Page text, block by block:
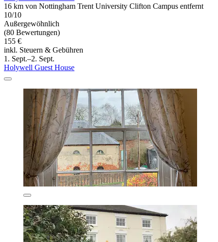
16 km von Nottingham Trent University Clifton Campus entfernt
10/10
Außergewöhnlich
(80 Bewertungen)
155 €
inkl. Steuern & Gebühren
1. Sept.–2. Sept.
Holywell Guest House